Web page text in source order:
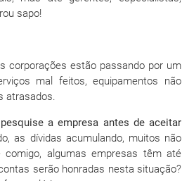
sapo!
corporações estão passando por um
mal feitos, equipamentos não
atrasados.
pesquise a empresa antes de aceitar
as dívidas acumulando, muitos não
algumas empresas têm até
serão honradas nesta situação?